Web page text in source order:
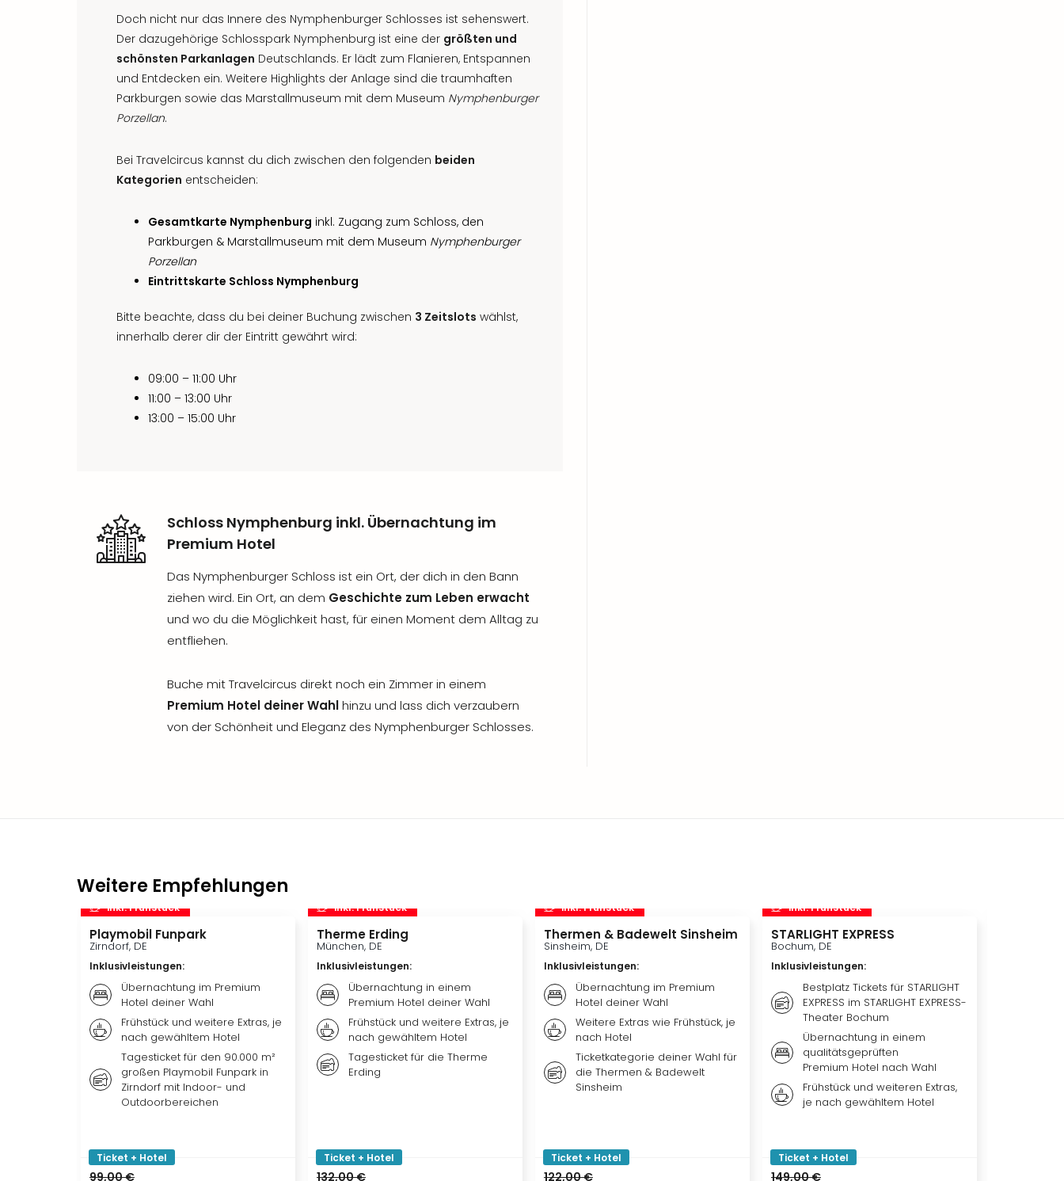
Doch nicht nur das Innere des Nymphenburger Schlosses ist sehenswert.
Der dazugehörige Schlosspark Nymphenburg ist eine der größten und
schönsten Parkanlagen Deutschlands. Er lädt zum Flanieren, Entspannen
und Entdecken ein. Weitere Highlights der Anlage sind die traumhaften
Parkburgen sowie das Marstallmuseum mit dem Museum Nymphenburger
Porzellan.
Bei Travelcircus kannst du dich zwischen den folgenden beiden
Kategorien entscheiden:
Gesamtkarte Nymphenburg inkl. Zugang zum Schloss, den
Parkburgen & Marstallmuseum mit dem Museum Nymphenburger
Porzellan
Eintrittskarte Schloss Nymphenburg
Bitte beachte, dass du bei deiner Buchung zwischen 3 Zeitslots wählst,
innerhalb derer dir der Eintritt gewährt wird:
09:00 – 11:00 Uhr
11:00 – 13:00 Uhr
13:00 – 15:00 Uhr
Schloss Nymphenburg inkl. Übernachtung im
Premium Hotel
Das Nymphenburger Schloss ist ein Ort, der dich in den Bann
ziehen wird. Ein Ort, an dem Geschichte zum Leben erwacht
und wo du die Möglichkeit hast, für einen Moment dem Alltag zu
entfliehen.
Buche mit Travelcircus direkt noch ein Zimmer in einem
Premium Hotel deiner Wahlhinzu und lass dich verzaubern
von der Schönheit und Eleganz des Nymphenburger Schlosses.
Weitere Empfehlungen
inkl. Frühstück
Playmobil Funpark
Zirndorf, DE
Inklusivleistungen:
Übernachtung im Premium
Hotel deiner Wahl
Frühstück und weitere Extras, je
nach gewähltem Hotel
Tagesticket für den 90.000 m²
großen Playmobil Funpark in
Zirndorf mit Indoor- und
Outdoorbereichen
Ticket + Hotel
99,00 €
inkl. Frühstück
Therme Erding
München, DE
Inklusivleistungen:
Übernachtung in einem
Premium Hotel deiner Wahl
Frühstück und weitere Extras, je
nach gewähltem Hotel
Tagesticket für die Therme
Erding
Ticket + Hotel
132,00 €
inkl. Frühstück
Thermen & Badewelt Sinsheim
Sinsheim, DE
Inklusivleistungen:
Übernachtung im Premium
Hotel deiner Wahl
Weitere Extras wie Frühstück, je
nach Hotel
Ticketkategorie deiner Wahl für
die Thermen & Badewelt
Sinsheim
Ticket + Hotel
122,00 €
inkl. Frühstück
STARLIGHT EXPRESS
Bochum, DE
Inklusivleistungen:
Bestplatz Tickets für STARLIGHT
EXPRESS im STARLIGHT EXPRESS-
Theater Bochum
Übernachtung in einem
qualitätsgeprüften
Premium Hotel nach Wahl
Frühstück und weiteren Extras,
je nach gewähltem Hotel
Ticket + Hotel
149,00 €